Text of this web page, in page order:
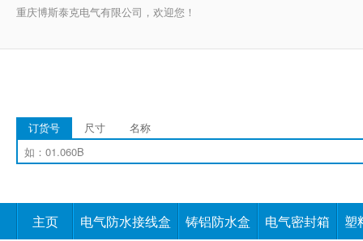
重庆博斯泰克电气有限公司，欢迎您！
订货号 尺寸 名称
主页 电气防水接线盒 铸铝防水盒 电气密封箱 塑